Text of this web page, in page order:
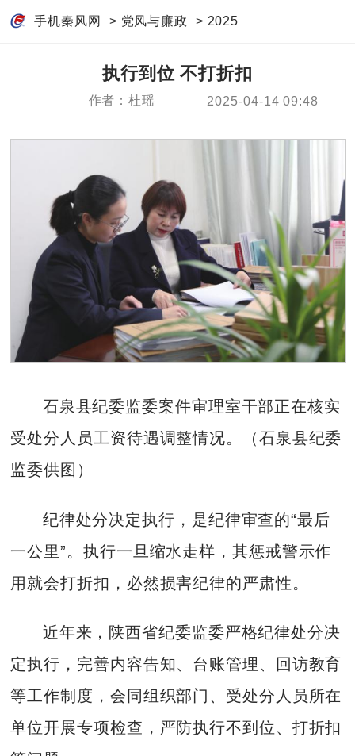
手机秦风网 > 党风与廉政 > 2025
执行到位 不打折扣
作者：杜瑶 2025-04-14 09:48
石泉县纪委监委案件审理室干部正在核实
受处分人员工资待遇调整情况。（石泉县纪委
监委供图）
纪律处分决定执行，是纪律审查的“最后
一公里”。执行一旦缩水走样，其惩戒警示作
用就会打折扣，必然损害纪律的严肃性。
近年来，陕西省纪委监委严格纪律处分决
定执行，完善内容告知、台账管理、回访教育
等工作制度，会同组织部门、受处分人员所在
单位开展专项检查，严防执行不到位、打折扣